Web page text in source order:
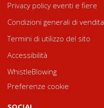
Privacy policy eventi e fiere
Condizioni generali di vendita
Termini di utilizzo del sito
Accessibilità
WhistleBlowing
Preferenze cookie